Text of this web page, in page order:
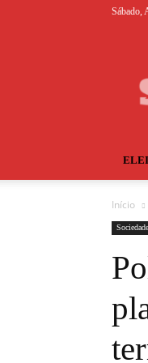
Sábado,
Início
Sociedade